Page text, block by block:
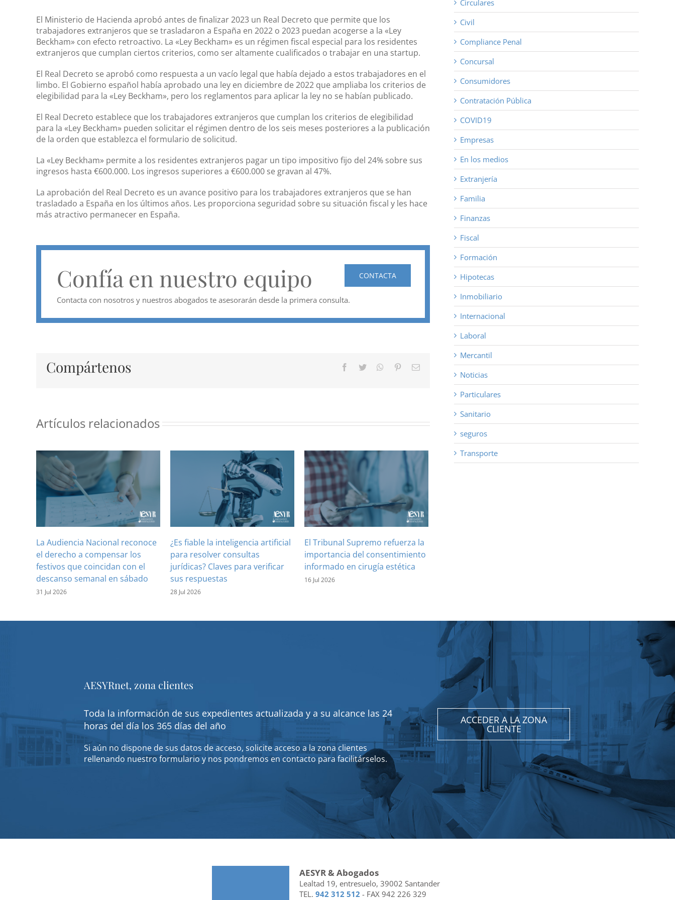
El Ministerio de Hacienda aprobó antes de finalizar 2023 un Real Decreto que permite que los
trabajadores extranjeros que se trasladaron a España en 2022 o 2023 puedan acogerse a la «Ley
Beckham» con efecto retroactivo. La «Ley Beckham» es un régimen fiscal especial para los residentes
extranjeros que cumplan ciertos criterios, como ser altamente cualificados o trabajar en una startup.
El Real Decreto se aprobó como respuesta a un vacío legal que había dejado a estos trabajadores en el
limbo. El Gobierno español había aprobado una ley en diciembre de 2022 que ampliaba los criterios de
elegibilidad para la «Ley Beckham», pero los reglamentos para aplicar la ley no se habían publicado.
El Real Decreto establece que los trabajadores extranjeros que cumplan los criterios de elegibilidad
para la «Ley Beckham» pueden solicitar el régimen dentro de los seis meses posteriores a la publicación
de la orden que establezca el formulario de solicitud.
La «Ley Beckham» permite a los residentes extranjeros pagar un tipo impositivo fijo del 24% sobre sus
ingresos hasta €600.000. Los ingresos superiores a €600.000 se gravan al 47%.
La aprobación del Real Decreto es un avance positivo para los trabajadores extranjeros que se han
trasladado a España en los últimos años. Les proporciona seguridad sobre su situación fiscal y les hace
más atractivo permanecer en España.
CONTACTA
Confía en nuestro equipo
Contacta con nosotros y nuestros abogados te asesorarán desde la primera consulta.
Compártenos Facebook
TwitterWhatsApp
PinterestCorreo
Artículos relacionados
La Audiencia Nacional reconoce
el derecho a compensar los
festivos que coincidan con el
descanso semanal en sábado
31 Jul 2026
¿Es fiable la inteligencia artificial
para resolver consultas
jurídicas? Claves para verificar
sus respuestas
28 Jul 2026
El Tribunal Supremo refuerza la
importancia del consentimiento
informado en cirugía estética
16 Jul 2026
Circulares
Civil
Compliance Penal
Concursal
Consumidores
Contratación Pública
COVID19
Empresas
En los medios
Extranjería
Familia
Finanzas
Fiscal
Formación
Hipotecas
Inmobiliario
Internacional
Laboral
Mercantil
Noticias
Particulares
Sanitario
seguros
Transporte
AESYRnet, zona clientes
Toda la información de sus expedientes actualizada y a su alcance las 24
horas del día los 365 días del año
Si aún no dispone de sus datos de acceso, solicite acceso a la zona clientes
rellenando nuestro formulario y nos pondremos en contacto para facilitárselos.
ACCEDER A LA ZONA
CLIENTE
AESYR & Abogados
Lealtad 19, entresuelo, 39002 Santander
TEL. 942 312 512 - FAX 942 226 329